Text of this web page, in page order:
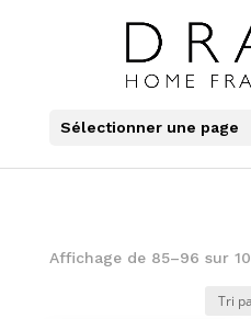
Sélectionner une page
Affichage de 85–96 sur